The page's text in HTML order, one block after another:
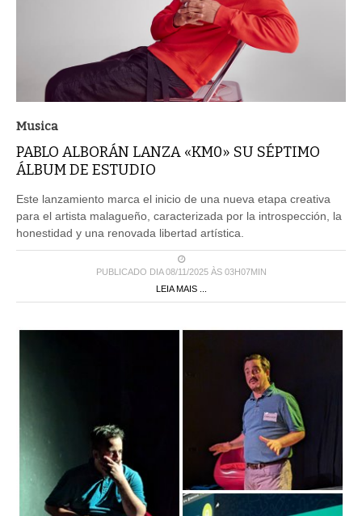
Musica
PABLO ALBORÁN LANZA «KM0» SU SÉPTIMO
ÁLBUM DE ESTUDIO
Este lanzamiento marca el inicio de una nueva etapa creativa
para el artista malagueño, caracterizada por la introspección, la
honestidad y una renovada libertad artística.
PUBLICADO DIA 08/11/2025 ÀS 03H07MIN
LEIA MAIS ...